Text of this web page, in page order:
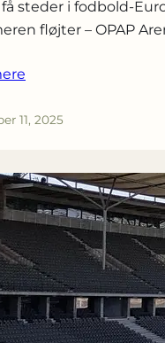
få steder i fodbold-
fløjter – OPAP
11, 2025